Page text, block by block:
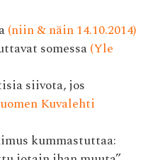
(niin & näin 14.10.2014)
somessa(Yle
siivota, jos
Kuvalehti
kummastuttaa: